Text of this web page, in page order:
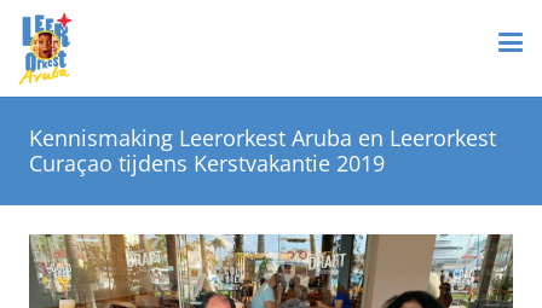
Kennismaking Leerorkest Aruba en Leerorkest
Curaçao tijdens Kerstvakantie 2019